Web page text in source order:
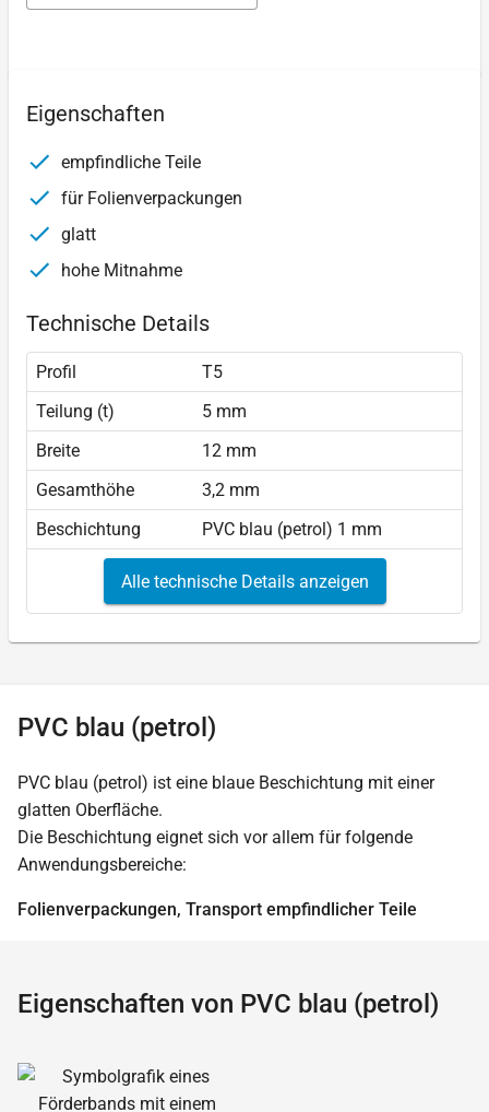
Eigenschaften
empfindliche Teile
für Folienverpackungen
glatt
hohe Mitnahme
Technische Details
Profil
T5
Teilung (t)
5 mm
Breite
12 mm
Gesamthöhe
3,2 mm
Beschichtung
PVC blau (petrol) 1 mm
Alle technische Details anzeigen
PVC blau (petrol)
PVC blau (petrol) ist eine blaue Beschichtung mit einer
glatten Oberfläche.
Die Beschichtung eignet sich vor allem für folgende
Anwendungsbereiche:
Folienverpackungen, Transport empfindlicher Teile
Eigenschaften von PVC blau (petrol)